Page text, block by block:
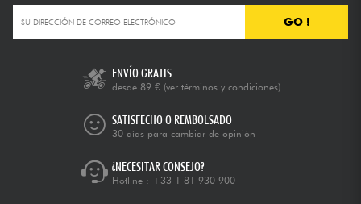
GO !
ENVÍO GRATIS
desde 89 € (ver términos y condiciones)
SATISFECHO O REMBOLSADO
30 días para cambiar de opinión
¿NECESITAR CONSEJO?
Hotline : +33 1 81 930 900